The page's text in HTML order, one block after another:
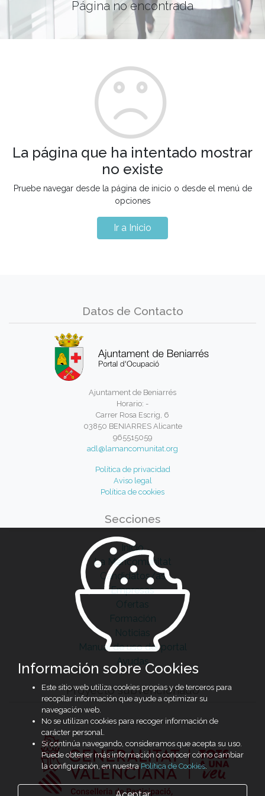
Página no encontrada
La página que ha intentado mostrar
no existe
Pruebe navegar desde la página de inicio o desde el menú de
opciones
Ir a Inicio
Datos de Contacto
Ajuntament de Beniarrés
Horario: -
Carrer Rosa Escrig, 6
03850 BENIARRES Alicante
965515059
adl@lamancomunitat.org
Política de privacidad
Aviso legal
Política de cookies
Secciones
Inicio
La Mancomunitat
Candidatos/as
Empresas
Ofertas
Formación
Noticias
Manual de uso del portal
Ayudas
Proyecto subvencionado
Información sobre Cookies
Este sitio web utiliza cookies propias y de terceros para
recopilar información que ayude a optimizar su
navegación web.
No se utilizan cookies para recoger información de
carácter personal.
Si continúa navegando, consideramos que acepta su uso.
Puede obtener más información o conocer cómo cambiar
la configuración, en nuestra Política de Cookies.